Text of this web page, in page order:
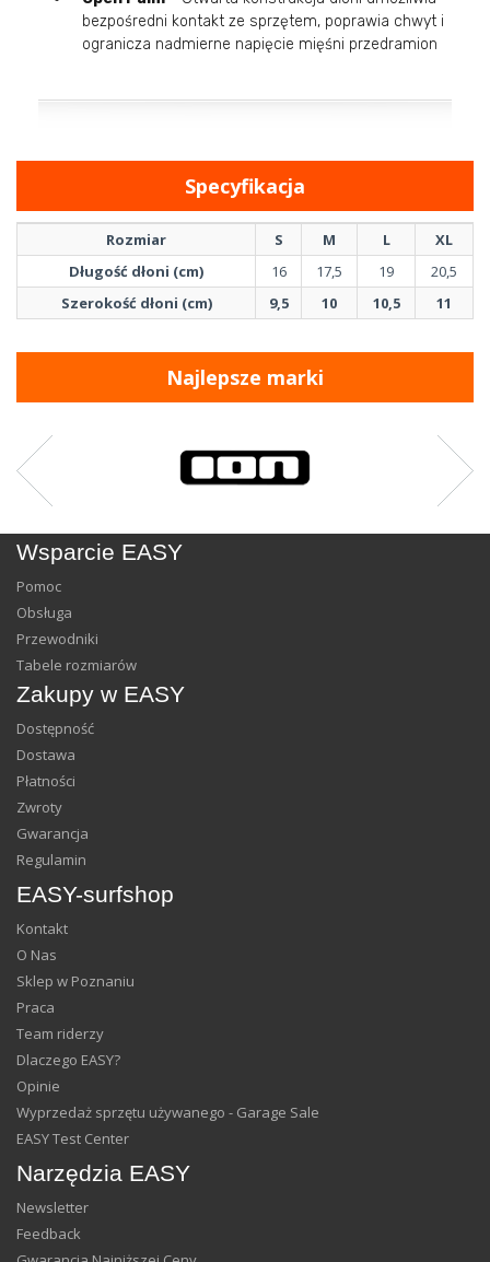
bezpośredni kontakt ze sprzętem, poprawia chwyt i
ogranicza nadmierne napięcie mięśni przedramion
Specyfikacja
Rozmiar S M L
XL
Długość dłoni (cm)
16 17,5 19
20,5
Szerokość dłoni (cm)
9,5 10 10,5 11
Najlepsze marki
Wsparcie EASY
Pomoc
Obsługa
Przewodniki
Tabele rozmiarów
Zakupy w EASY
Dostępność
Dostawa
Płatności
Zwroty
Gwarancja
Regulamin
EASY-surfshop
Kontakt
O Nas
Sklep w Poznaniu
Praca
Team riderzy
Dlaczego EASY?
Opinie
Wyprzedaż sprzętu używanego - Garage Sale
EASY Test Center
Narzędzia EASY
Newsletter
Feedback